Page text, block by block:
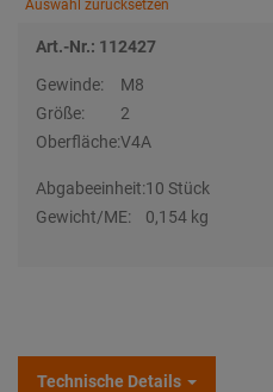
Auswahl zurücksetzen
Art.-Nr.: 112427
Gewinde:
M8
Größe:
2
Oberfläche:V4A
Abgabeeinheit:10 Stück
Gewicht/ME:
0,154 kg
Technische Details